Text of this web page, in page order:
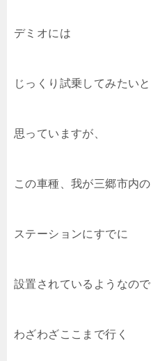
デミオには
じっくり試乗してみたいと
思っていますが、
この車種、我が三郷市内の
ステーションにすでに
設置されているようなので
わざわざここまで行く